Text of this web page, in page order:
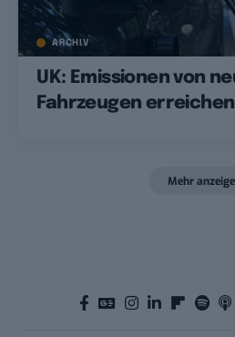
ARCHIV
UK: Emissionen von
Fahrzeugen
Mehr